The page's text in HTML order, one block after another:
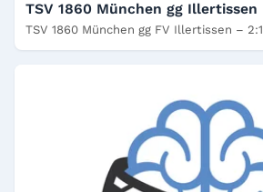
TSV 1860 München gg Illertissen
TSV 1860 München gg FV Illertissen – 2:1